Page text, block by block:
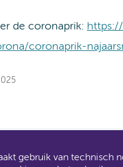
de coronaprik:
coronaprik-
zijn al een tijdje samen
gebruik van technisch